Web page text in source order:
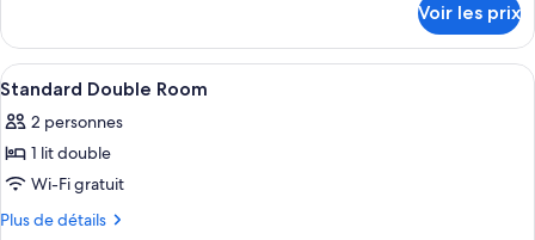
chambre :
Basic
Twin
Room
le
type
de
Basic
Twin
Voir les prix
Afficher
toutes
les
photos
pour
ce
Une chambre d’hôtel avec un lit,
8
Standard Double Room
2 personnes
1 lit double
Wi-Fi gratuit
Plus de détails
Plus